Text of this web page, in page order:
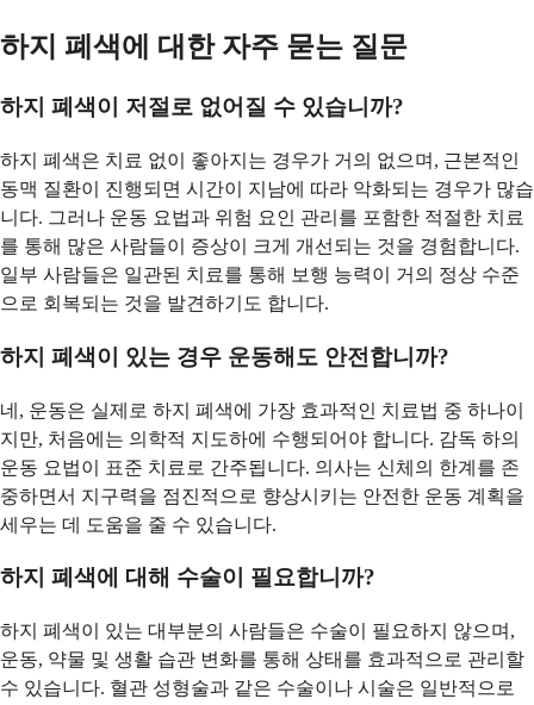
하지 폐색에 대한 자주 묻는 질문
하지 폐색이 저절로 없어질 수 있습니까?
하지 폐색은 치료 없이 좋아지는 경우가 거의 없으며, 근본적인
동맥 질환이 진행되면 시간이 지남에 따라 악화되는 경우가 많습
니다. 그러나 운동 요법과 위험 요인 관리를 포함한 적절한 치료
를 통해 많은 사람들이 증상이 크게 개선되는 것을 경험합니다.
일부 사람들은 일관된 치료를 통해 보행 능력이 거의 정상 수준
으로 회복되는 것을 발견하기도 합니다.
하지 폐색이 있는 경우 운동해도 안전합니까?
네, 운동은 실제로 하지 폐색에 가장 효과적인 치료법 중 하나이
지만, 처음에는 의학적 지도하에 수행되어야 합니다. 감독 하의
운동 요법이 표준 치료로 간주됩니다. 의사는 신체의 한계를 존
중하면서 지구력을 점진적으로 향상시키는 안전한 운동 계획을
세우는 데 도움을 줄 수 있습니다.
하지 폐색에 대해 수술이 필요합니까?
하지 폐색이 있는 대부분의 사람들은 수술이 필요하지 않으며,
운동, 약물 및 생활 습관 변화를 통해 상태를 효과적으로 관리할
수 있습니다. 혈관 성형술과 같은 수술이나 시술은 일반적으로